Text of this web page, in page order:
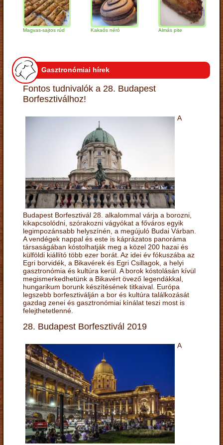
Magvas-sajtos rúd Kakaós néró Almás pite
Gasztronómiai hírek
Fontos tudnivalók a 28. Budapest
Borfesztiválhoz!
A
Budapest Borfesztivál 28. alkalommal várja a borozni,
kikapcsolódni, szórakozni vágyókat a főváros egyik
legimpozánsabb helyszínén, a megújuló Budai Várban.
A vendégek nappal és este is káprázatos panoráma
társaságában kóstolhatják meg a közel 200 hazai és
külföldi kiállító több ezer borát. Az idei év fókuszába az
Egri borvidék, a Bikavérek és Egri Csillagok, a helyi
gasztronómia és kultúra kerül. A borok kóstolásán kívül
megismerkedhetünk a Bikavért övező legendákkal,
hungarikum borunk készítésének titkaival. Európa
legszebb borfesztiválján a bor és kultúra találkozását
gazdag zenei és gasztronómiai kínálat teszi most is
felejthetetlenné.
28. Budapest Borfesztivál 2019
A